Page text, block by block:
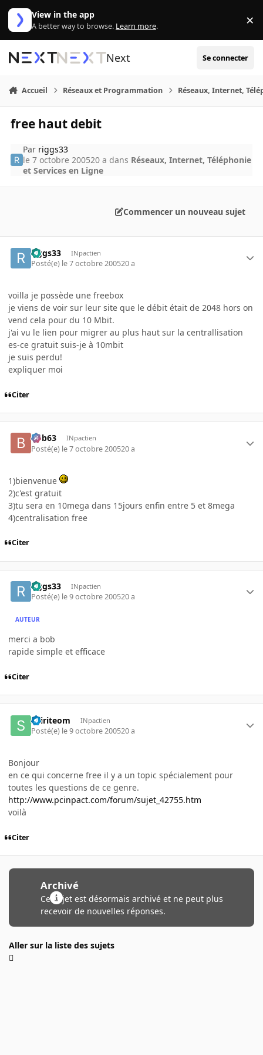
Aller au contenu
View in the app
A better way to browse. Learn more. ×
Next Se connecter
Accueil Réseaux et Programmation Réseaux, Internet,
free haut debit
Par riggs33
le 7 octobre 200520 a dans Réseaux, Internet, Téléphonie
et Services en Ligne
Commencer un nouveau sujet
riggs33 INpactien
Posté(e) le 7 octobre 200520 a
voilla je possède une freebox
je viens de voir sur leur site que le débit était de 2048 hors on
vend cela pour du 10 Mbit.
j'ai vu le lien pour migrer au plus haut sur la centrallisation
es-ce gratuit suis-je à 10mbit
je suis perdu!
expliquer moi
Citer
bob63 INpactien
Posté(e) le 7 octobre 200520 a
1)bienvenue
2)c'est gratuit
3)tu sera en 10mega dans 15jours enfin entre 5 et 8mega
4)centralisation free
Citer
riggs33 INpactien
Posté(e) le 9 octobre 200520 a
AUTEUR
merci a bob
rapide simple et efficace
Citer
spiriteom INpactien
Posté(e) le 9 octobre 200520 a
Bonjour
en ce qui concerne free il y a un topic spécialement pour
toutes les questions de ce genre.
http://www.pcinpact.com/forum/sujet_42755.htm
voilà
Citer
Archivé
Ce sujet est désormais archivé et ne peut plus
recevoir de nouvelles réponses.
Aller sur la liste des sujets